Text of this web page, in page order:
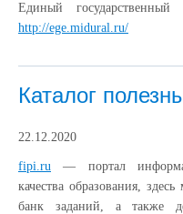
Единый
http://ege.midural.ru/
Каталог
22.12.2020
fipi.ru — портал
качества образования,
банк заданий, а также